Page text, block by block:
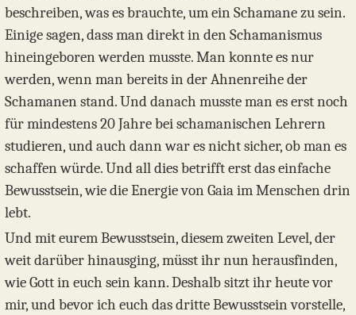
beschreiben, was es brauchte, um ein Schamane zu sein.
Einige sagen, dass man direkt in den Schamanismus
hineingeboren werden musste. Man konnte es nur
werden, wenn man bereits in der Ahnenreihe der
Schamanen stand. Und danach musste man es erst noch
für mindestens 20 Jahre bei schamanischen Lehrern
studieren, und auch dann war es nicht sicher, ob man es
schaffen würde. Und all dies betrifft erst das einfache
Bewusstsein, wie die Energie von Gaia im Menschen drin
lebt.
Und mit eurem Bewusstsein, diesem zweiten Level, der
weit darüber hinausging, müsst ihr nun herausfinden,
wie Gott in euch sein kann. Deshalb sitzt ihr heute vor
mir, und bevor ich euch das dritte Bewusstsein vorstelle,